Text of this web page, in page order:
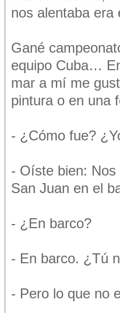
nos alentaba era
Gané
equipo Cuba…
mar a mí me
pintura o en una
- ¿Cómo fue?
- Oíste bien: Nos
San Juan en el
- ¿En barco?
- En barco. ¿Tú
- Pero lo que no